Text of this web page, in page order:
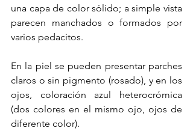
una capa de color sólido; a simple vista
parecen manchados o formados por
varios pedacitos.
En la piel se pueden presentar parches
claros o sin pigmento (rosado), y en los
ojos, coloración azul heterocrómica
(dos colores en el mismo ojo, ojos de
diferente color).